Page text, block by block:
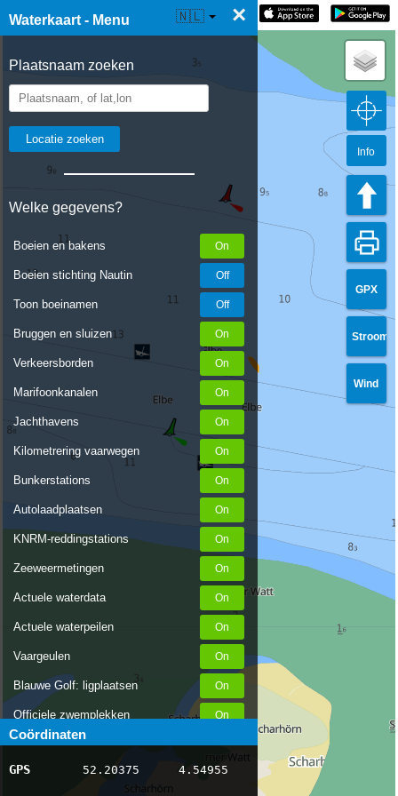
Waterkaart - Menu ×
Plaatsnaam zoeken
Welke gegevens?
Boeien en bakens
Boeien stichting Nautin
Toon boeinamen
Bruggen en sluizen
Verkeersborden
Marifoonkanalen
Jachthavens
Kilometrering vaarwegen
Bunkerstations
Autolaadplaatsen
KNRM-reddingstations
Zeeweermetingen
Actuele waterdata
Actuele waterpeilen
Vaargeulen
Blauwe Golf: ligplaatsen
Officiele zwemplekken
Stremmingen/hinder
AIS scheepsposities
Coördinaten
GPS 52.20375 4.54955
☰ Waterkaart Live 🇳🇱
GPX
Stroom
Wind
Info